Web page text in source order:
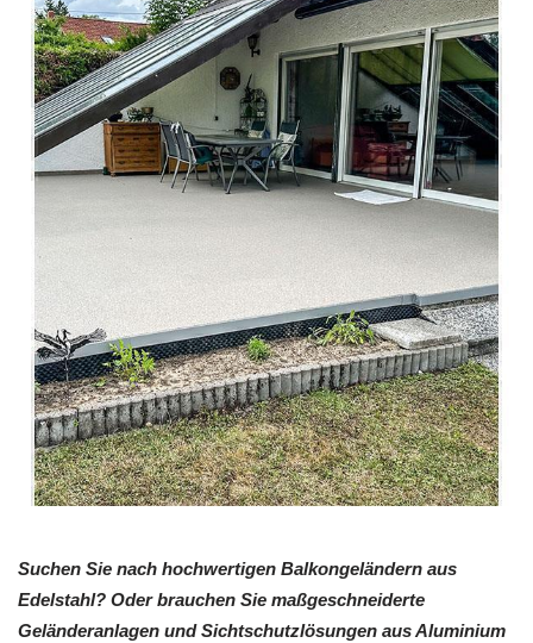
Suchen Sie nach hochwertigen Balkongeländern aus
Edelstahl? Oder brauchen Sie maßgeschneiderte
Geländeranlagen und Sichtschutzlösungen aus Aluminium